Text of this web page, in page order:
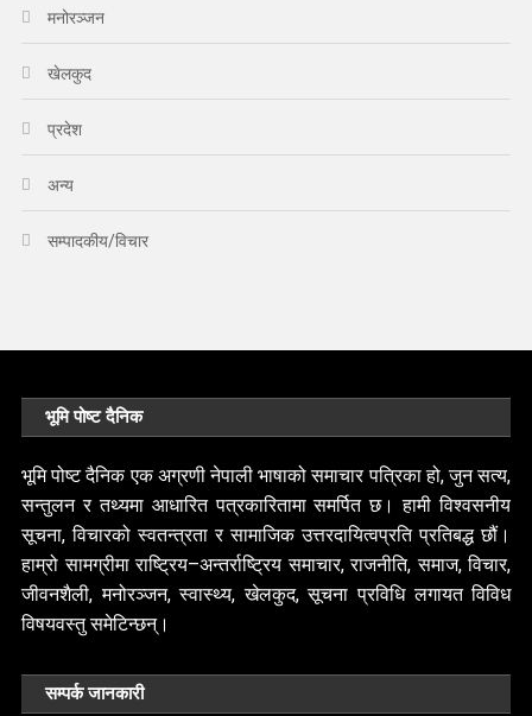
मनोरञ्जन
खेलकुद
प्रदेश
अन्य
सम्पादकीय/विचार
भूमि पोष्ट दैनिक
भूमि पोष्ट दैनिक एक अग्रणी नेपाली भाषाको समाचार पत्रिका हो, जुन सत्य,
सन्तुलन र तथ्यमा आधारित पत्रकारितामा समर्पित छ। हामी विश्वसनीय
सूचना, विचारको स्वतन्त्रता र सामाजिक उत्तरदायित्वप्रति प्रतिबद्ध छौं।
हाम्रो सामग्रीमा राष्ट्रिय–अन्तर्राष्ट्रिय समाचार, राजनीति, समाज, विचार,
जीवनशैली, मनोरञ्जन, स्वास्थ्य, खेलकुद, सूचना प्रविधि लगायत विविध
विषयवस्तु समेटिन्छन्।
सम्पर्क जानकारी